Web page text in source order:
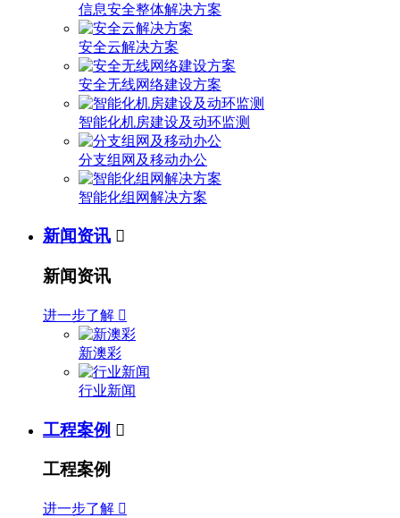
信息安全整体解决方案
安全云解决方案
安全无线网络建设方案
智能化机房建设及动环监测
分支组网及移动办公
智能化组网解决方案
新闻资讯 
新闻资讯
进一步了解 
新澳彩
行业新闻
工程案例 
工程案例
进一步了解 